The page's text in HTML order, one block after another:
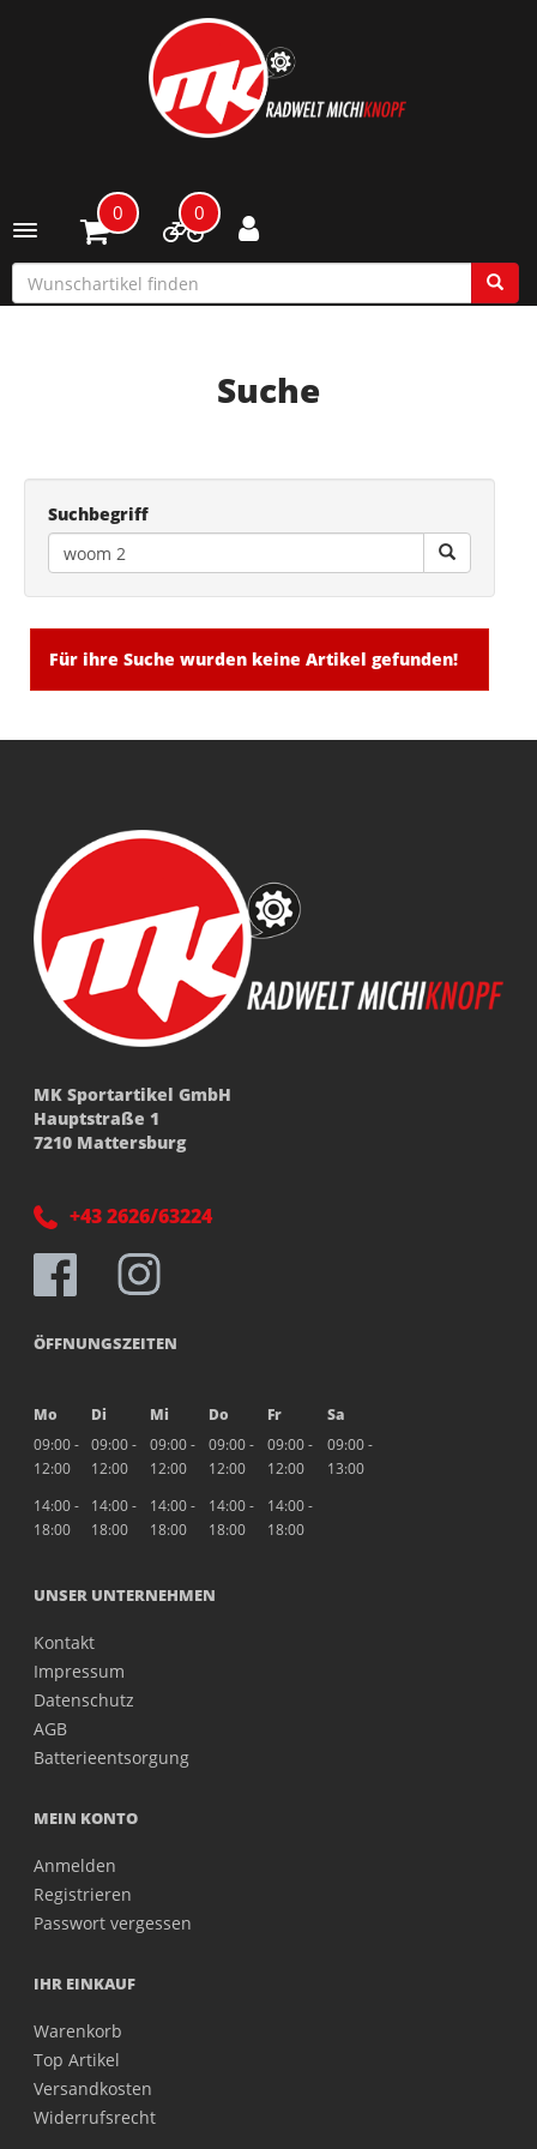
Toggle navigation
0 0
Suche
Suchbegriff
Für ihre Suche wurden keine Artikel gefunden!
MK Sportartikel GmbH
Hauptstraße 1
7210 Mattersburg
+43 2626/63224
ÖFFNUNGSZEITEN
Mo Di Mi Do Fr
Sa
09:00 -
12:00
09:00 -
12:00
09:00 -
12:00
09:00 -
12:00
09:00 -
12:00
09:00 -
13:00
14:00 -
18:00
14:00 -
18:00
14:00 -
18:00
14:00 -
18:00
14:00 -
18:00
UNSER UNTERNEHMEN
Kontakt
Impressum
Datenschutz
AGB
Batterieentsorgung
MEIN KONTO
Anmelden
Registrieren
Passwort vergessen
IHR EINKAUF
Warenkorb
Top Artikel
Versandkosten
Widerrufsrecht